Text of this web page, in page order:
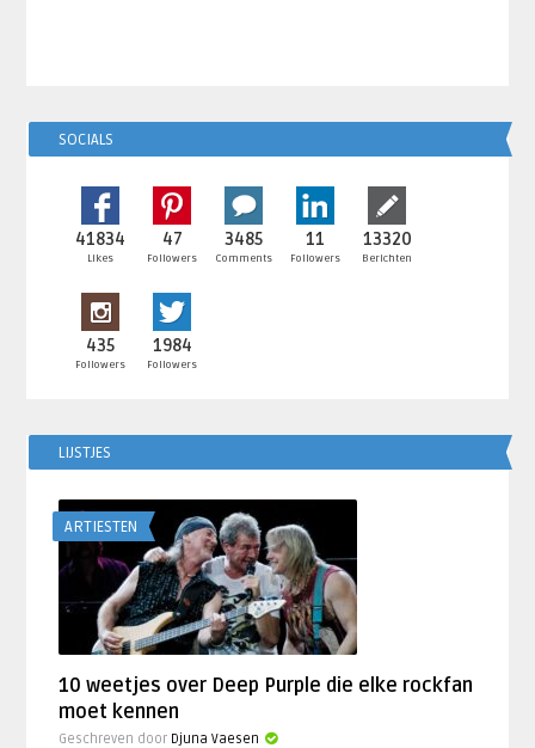
SOCIALS
41834
Likes
47
Followers
3485
Comments
11
Followers
13320
Berichten
435
Followers
1984
Followers
LIJSTJES
ARTIESTEN
10 weetjes over Deep Purple die elke rockfan
moet kennen
Geschreven door Djuna Vaesen